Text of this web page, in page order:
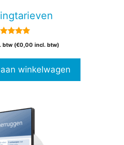
4.88
van 5
btw (€0,00 incl. btw)
winkelwagen